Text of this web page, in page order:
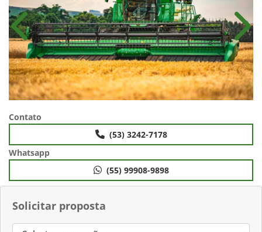
Solicitar proposta
Anterior
Contato
(53) 3242-7178
Whatsapp
(55) 99908-9898